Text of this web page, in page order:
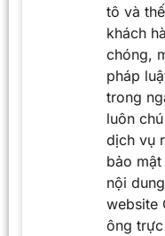
tô và
khách
chóng,
pháp
trong
luôn
dịch vụ
bảo
nội
website
ông